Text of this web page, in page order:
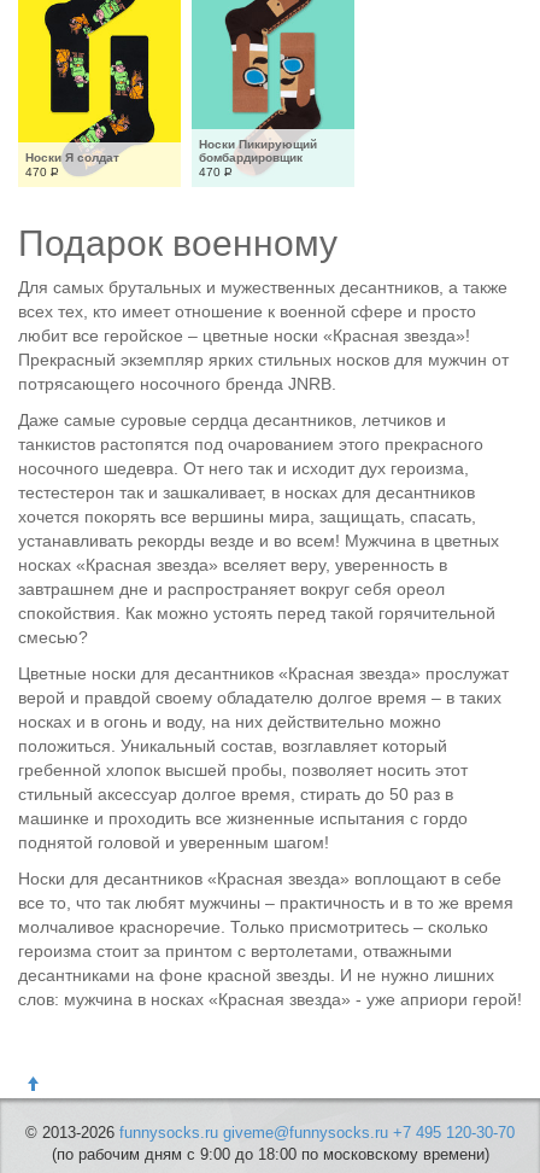
Носки Я солдат
470 Р
Носки Пикирующий
бомбардировщик
470 Р
Подарок военному
Для самых брутальных и мужественных десантников, а также
всех тех, кто имеет отношение к военной сфере и просто
любит все геройское – цветные носки «Красная звезда»!
Прекрасный экземпляр ярких стильных носков для мужчин от
потрясающего носочного бренда JNRB.
Даже самые суровые сердца десантников, летчиков и
танкистов растопятся под очарованием этого прекрасного
носочного шедевра. От него так и исходит дух героизма,
тестестерон так и зашкаливает, в носках для десантников
хочется покорять все вершины мира, защищать, спасать,
устанавливать рекорды везде и во всем! Мужчина в цветных
носках «Красная звезда» вселяет веру, уверенность в
завтрашнем дне и распространяет вокруг себя ореол
спокойствия. Как можно устоять перед такой горячительной
смесью?
Цветные носки для десантников «Красная звезда» прослужат
верой и правдой своему обладателю долгое время – в таких
носках и в огонь и воду, на них действительно можно
положиться. Уникальный состав, возглавляет который
гребенной хлопок высшей пробы, позволяет носить этот
стильный аксессуар долгое время, стирать до 50 раз в
машинке и проходить все жизненные испытания с гордо
поднятой головой и уверенным шагом!
Носки для десантников «Красная звезда» воплощают в себе
все то, что так любят мужчины – практичность и в то же время
молчаливое красноречие. Только присмотритесь – сколько
героизма стоит за принтом с вертолетами, отважными
десантниками на фоне красной звезды. И не нужно лишних
слов: мужчина в носках «Красная звезда» - уже априори герой!
© 2013-2026 funnysocks.ru giveme@funnysocks.ru +7 495 120-30-70
(по рабочим дням с 9:00 до 18:00 по московскому времени)